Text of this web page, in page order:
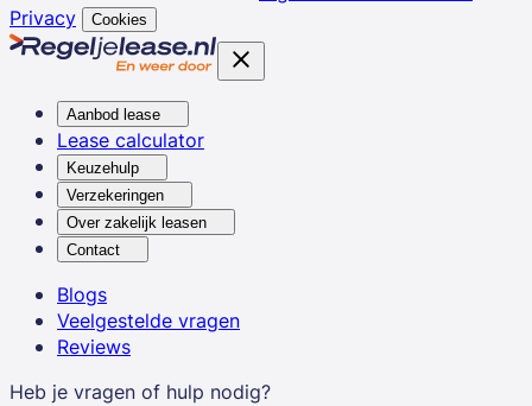
Privacy
Cookies
Aanbod lease
Lease calculator
Keuzehulp
Verzekeringen
Over zakelijk leasen
Contact
Blogs
Veelgestelde vragen
Reviews
Heb je vragen of hulp nodig?